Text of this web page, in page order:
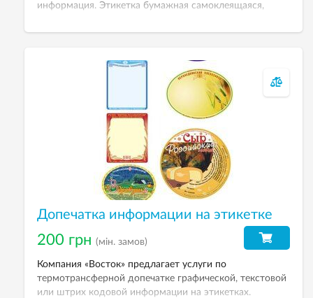
информация. Этикетка бумажная самоклеящаяся,
за 1000 штук.
Допечатка информации на этикетке
200 грн (мін. замов)
Компания «Восток» предлагает услуги по
термотрансферной допечатке графической, текстовой
или штрих кодовой информации на этикетках.